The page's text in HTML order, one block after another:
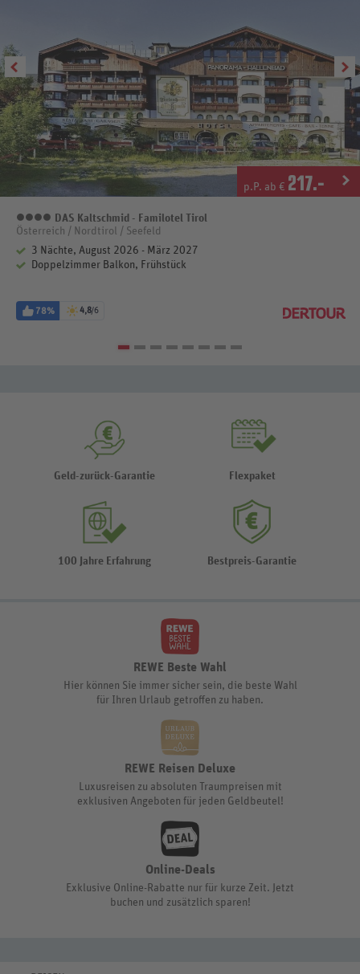
p.P. ab € 217.-
4 Sterne
DAS Kaltschmid - Familotel Tirol
Österreich / Nordtirol / Seefeld
3 Nächte, August 2026 - März 2027
Doppelzimmer Balkon, Frühstück
78% 4,8/6
Geld-zurück-Garantie Flexpaket
100 Jahre Erfahrung Bestpreis-Garantie
REWE Beste Wahl
Hier können Sie immer sicher sein, die beste Wahl
für Ihren Urlaub getroffen zu haben.
REWE Reisen Deluxe
Luxusreisen zu absoluten Traumpreisen mit
exklusiven Angeboten für jeden Geldbeutel!
Online-Deals
Exklusive Online-Rabatte nur für kurze Zeit. Jetzt
buchen und zusätzlich sparen!